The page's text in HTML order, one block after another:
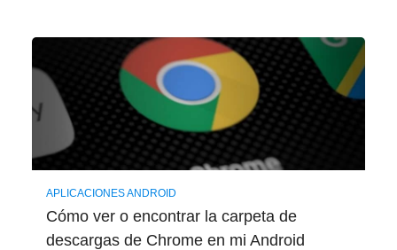
APLICACIONES ANDROID
Cómo ver o encontrar la carpeta de
descargas de Chrome en mi Android